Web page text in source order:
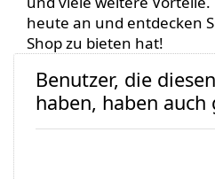
heute an und entdecken
Shop zu bieten hat!
Benutzer, die
haben, haben auch